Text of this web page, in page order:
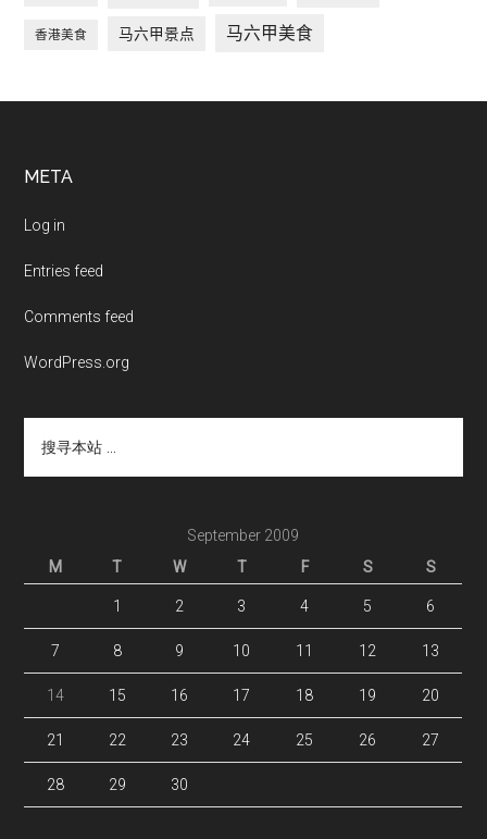
香港美食 马六甲景点 马六甲美食
Footer
META
Log in
Entries feed
Comments feed
WordPress.org
本
September 2009
M
T W T F S S
1 2 3 4 5 6
7 8 9 10 11 12 13
14 15 16 17 18 19 20
21 22 23 24 25 26 27
28 29 30